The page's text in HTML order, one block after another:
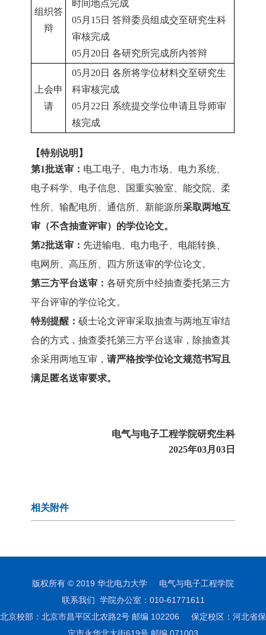
组织答
辩
时间地点完成
05月15日 答辩委员组成交至研究生科
审核完成
05月20日 各研究所完成所内答辩
上会申
请
05月20日 各所将学位材料交至研究生
科审核完成
05月22日 系统提交学位申请且导师审
核完成
【特别说明】
第1批送审： 电工电子、电力市场、电力系统、
电子科学、电子信息、国重实验室、能交院、柔
性所、输配电所、通信所、新能源所采取两地互
审（不含抽查评审）的学位论文。
第2批送审： 先进输电、电力电子、电能转换、
电网所、高压所、四方所送审的学位论文。
第三方平台送审：各研究所中经抽查委托第三方
平台评审的学位论文。
特别提醒：硕士论文评审采取抽查与两地互审结
合的方式，抽查委托第三方平台送审，除抽查其
余采用两地互审，请严格按学位论文规范书写且
满足匿名送审要求。
电气与电子工程学院研究生科
2025年03月03日
相关附件
版权所有 © 2019 华北电力大学 电气与电子工程学院
联系我们 学院办公室：010-61771611
北京校部：北京市昌平区北农路2号 邮编 102206 保定校区：河北省保